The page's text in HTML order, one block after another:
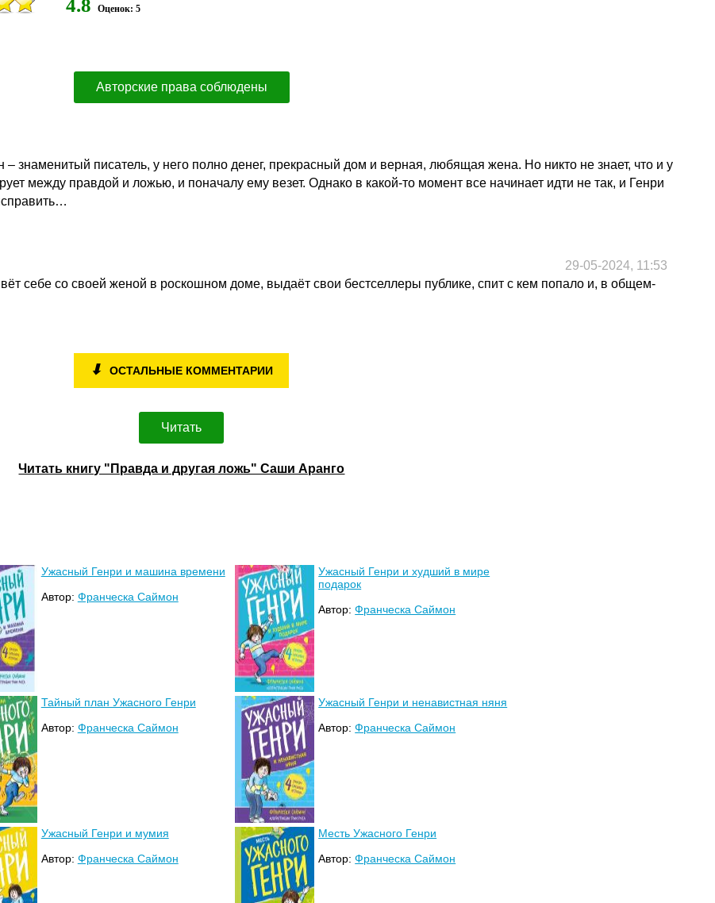
4.8 Оценок: 5
Авторские права соблюдены
знаменитый писатель, у него полно денег, прекрасный дом и верная, любящая жена. Но никто не знает, что и у
между правдой и ложью, и поначалу ему везет. Однако в какой-то момент все начинает идти не так, и Генри
29-05-2024, 11:53
себе со своей женой в роскошном доме, выдаёт свои бестселлеры публике, спит с кем попало и, в общем-
⬇ ОСТАЛЬНЫЕ КОММЕНТАРИИ
Читать
Читать книгу "Правда и другая ложь" Саши Аранго
Ужасный Генри и машина времени
Автор: Франческа Саймон
Ужасный Генри и худший в мире
подарок
Автор:Франческа Саймон
Тайный план Ужасного Генри
Автор: Франческа Саймон
Ужасный Генри и ненавистная няня
Автор:Франческа Саймон
Ужасный Генри и мумия
Автор: Франческа Саймон
Месть Ужасного Генри
Автор:Франческа Саймон